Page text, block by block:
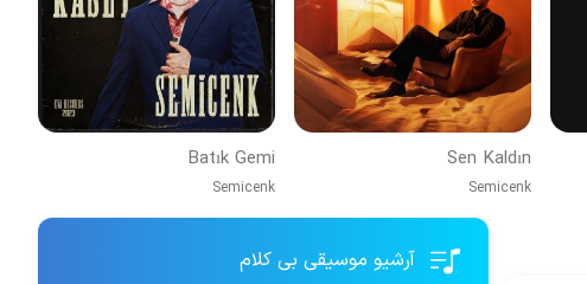
Sen Kaldın
Semicenk
Batık Gemi
Semicenk
آرشیو موسیقی بی کلام